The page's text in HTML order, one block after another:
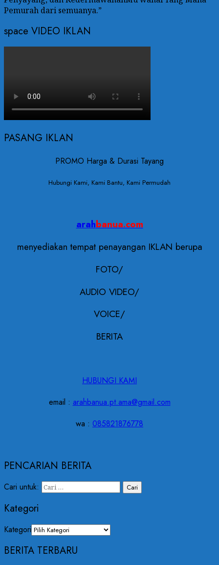
Pemurah dari semuanya.”
space VIDEO IKLAN
PASANG IKLAN
PROMO Harga & Durasi Tayang
Hubungi Kami, Kami Bantu, Kami Permudah
arahbanua.com
menyediakan tempat penayangan IKLAN berupa
FOTO/
AUDIO VIDEO/
VOICE/
BERITA
HUBUNGI KAMI
email : arahbanua.pt.ama@gmail.com
wa : 085821876778
PENCARIAN BERITA
Cari untuk:
Kategori
Kategori
BERITA TERBARU